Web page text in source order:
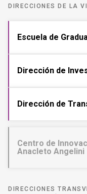
DIRECCIONES DE LA
Escuela de
Dirección de
Dirección de
Centro de
Anacleto Angelini
DIRECCIONES